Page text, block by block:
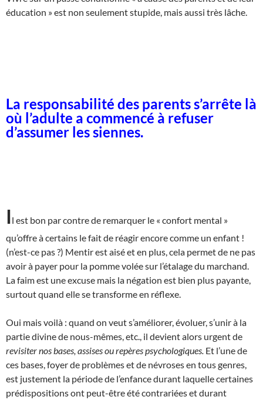
éducation » est non seulement stupide, mais aussi très lâche.
La responsabilité des parents s’arrête là
où l’adulte a commencé à refuser
d’assumer les siennes.
Il est bon par contre de remarquer le « confort mental »
qu’offre à certains le fait de réagir encore comme un enfant !
(n’est-ce pas ?) Mentir est aisé et en plus, cela permet de ne pas
avoir à payer pour la pomme volée sur l’étalage du marchand.
La faim est une excuse mais la négation est bien plus payante,
surtout quand elle se transforme en réflexe.
Oui mais voilà : quand on veut s’améliorer, évoluer, s’unir à la
partie divine de nous-mêmes, etc., il devient alors urgent de
revisiter nos bases, assises ou repères psychologiques. Et l’une de
ces bases, foyer de problèmes et de névroses en tous genres,
est justement la période de l’enfance durant laquelle certaines
prédispositions ont peut-être été contrariées et durant